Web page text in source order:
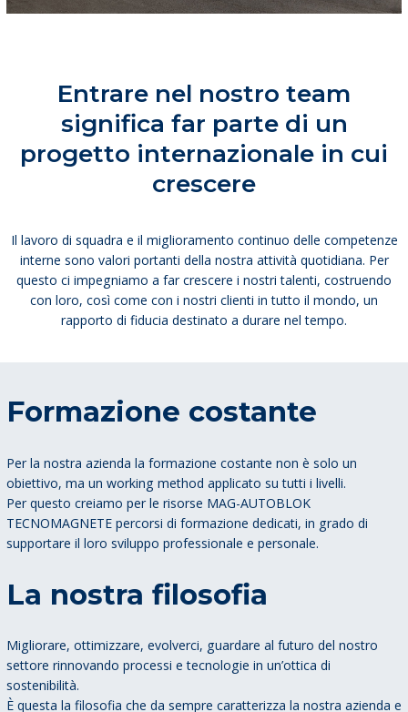
Entrare nel nostro team
significa far parte di un
progetto internazionale in cui
crescere
Il lavoro di squadra e il miglioramento continuo delle competenze
interne sono valori portanti della nostra attività quotidiana. Per
questo ci impegniamo a far crescere i nostri talenti, costruendo
con loro, così come con i nostri clienti in tutto il mondo, un
rapporto di fiducia destinato a durare nel tempo.
Formazione costante
Per la nostra azienda la formazione costante non è solo un
obiettivo, ma un working method applicato su tutti i livelli.
Per questo creiamo per le risorse MAG-AUTOBLOK
TECNOMAGNETE percorsi di formazione dedicati, in grado di
supportare il loro sviluppo professionale e personale.
La nostra filosofia
Migliorare, ottimizzare, evolverci, guardare al futuro del nostro
settore rinnovando processi e tecnologie in un’ottica di
sostenibilità.
È questa la filosofia che da sempre caratterizza la nostra azienda e